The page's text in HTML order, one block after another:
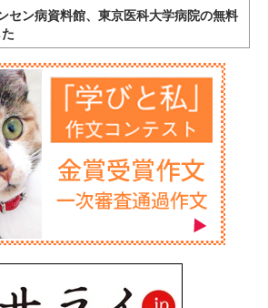
ン病資料館、東京医科大学病院の無料